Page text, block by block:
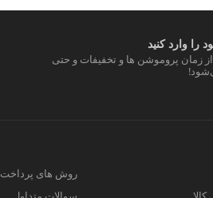
را وارد کنید
زمان پروموشن ها و تخفیفات و حتی
روش های پرداخت